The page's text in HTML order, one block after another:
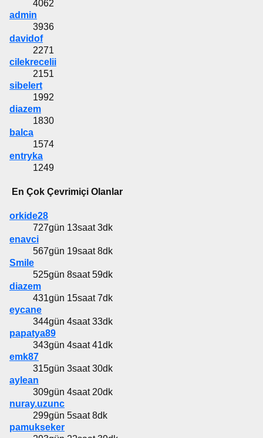
4062
admin
3936
davidof
2271
cilekrecelii
2151
sibelert
1992
diazem
1830
balca
1574
entryka
1249
En Çok Çevrimiçi Olanlar
orkide28
727gün 13saat 3dk
enavci
567gün 19saat 8dk
Smile
525gün 8saat 59dk
diazem
431gün 15saat 7dk
eycane
344gün 4saat 33dk
papatya89
343gün 4saat 41dk
emk87
315gün 3saat 30dk
aylean
309gün 4saat 20dk
nuray.uzunc
299gün 5saat 8dk
pamukseker